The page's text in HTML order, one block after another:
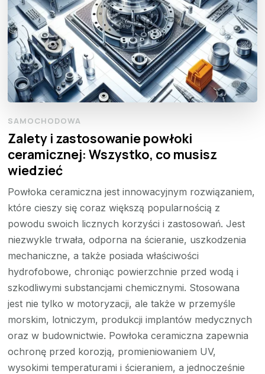
SAMOCHODOWA
Zalety i zastosowanie powłoki
ceramicznej: Wszystko, co musisz
wiedzieć
Powłoka ceramiczna jest innowacyjnym rozwiązaniem,
które cieszy się coraz większą popularnością z
powodu swoich licznych korzyści i zastosowań. Jest
niezwykle trwała, odporna na ścieranie, uszkodzenia
mechaniczne, a także posiada właściwości
hydrofobowe, chroniąc powierzchnie przed wodą i
szkodliwymi substancjami chemicznymi. Stosowana
jest nie tylko w motoryzacji, ale także w przemyśle
morskim, lotniczym, produkcji implantów medycznych
oraz w budownictwie. Powłoka ceramiczna zapewnia
ochronę przed korozją, promieniowaniem UV,
wysokimi temperaturami i ścieraniem, a jednocześnie